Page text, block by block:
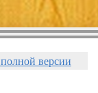
версии